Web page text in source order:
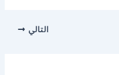
التالي